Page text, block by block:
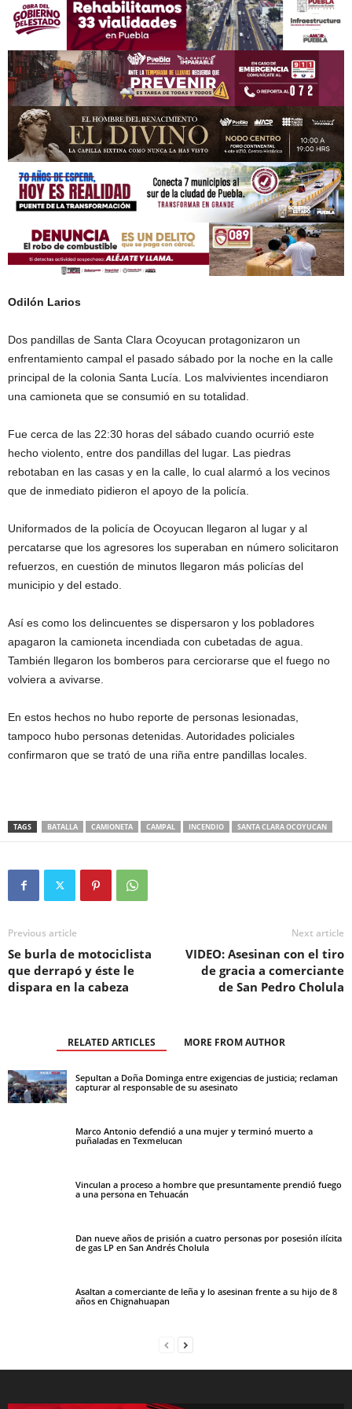
Odilón Larios
Dos pandillas de Santa Clara Ocoyucan protagonizaron un
enfrentamiento campal el pasado sábado por la noche en la calle
principal de la colonia Santa Lucía. Los malvivientes incendiaron
una camioneta que se consumió en su totalidad.
Fue cerca de las 22:30 horas del sábado cuando ocurrió este
hecho violento, entre dos pandillas del lugar. Las piedras
rebotaban en las casas y en la calle, lo cual alarmó a los vecinos
que de inmediato pidieron el apoyo de la policía.
Uniformados de la policía de Ocoyucan llegaron al lugar y al
percatarse que los agresores los superaban en número solicitaron
refuerzos, en cuestión de minutos llegaron más policías del
municipio y del estado.
Así es como los delincuentes se dispersaron y los pobladores
apagaron la camioneta incendiada con cubetadas de agua.
También llegaron los bomberos para cerciorarse que el fuego no
volviera a avivarse.
En estos hechos no hubo reporte de personas lesionadas,
tampoco hubo personas detenidas. Autoridades policiales
confirmaron que se trató de una riña entre pandillas locales.
TAGS BATALLA CAMIONETA CAMPAL INCENDIO SANTA CLARA OCOYUCAN
Previous article
Se burla de motociclista
que derrapó y éste le
dispara en la cabeza
Next article
VIDEO: Asesinan con el tiro
de gracia a comerciante
de San Pedro Cholula
RELATED ARTICLES MORE FROM AUTHOR
Sepultan a Doña Dominga entre exigencias de justicia; reclaman
capturar al responsable de su asesinato
Marco Antonio defendió a una mujer y terminó muerto a
puñaladas en Texmelucan
Vinculan a proceso a hombre que presuntamente prendió fuego
a una persona en Tehuacán
Dan nueve años de prisión a cuatro personas por posesión ilícita
de gas LP en San Andrés Cholula
Asaltan a comerciante de leña y lo asesinan frente a su hijo de 8
años en Chignahuapan